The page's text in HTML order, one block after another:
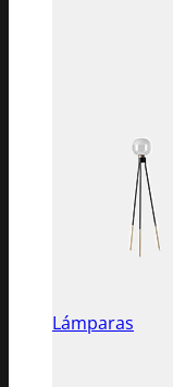
Lámparas